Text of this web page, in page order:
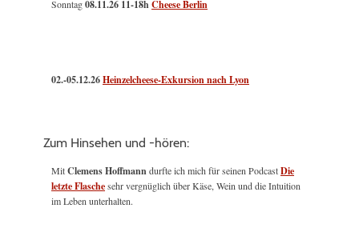
Sonntag08.11.26 11-18hCheese Berlin
02.-05.12.26Heinzelcheese-Exkursion nach Lyon
Zum Hinsehen und -hören:
MitClemens Hoffmanndurfte ich mich für seinen PodcastDie
letzte Flaschesehr vergnüglich über Käse, Wein und die Intuition
im Leben unterhalten.